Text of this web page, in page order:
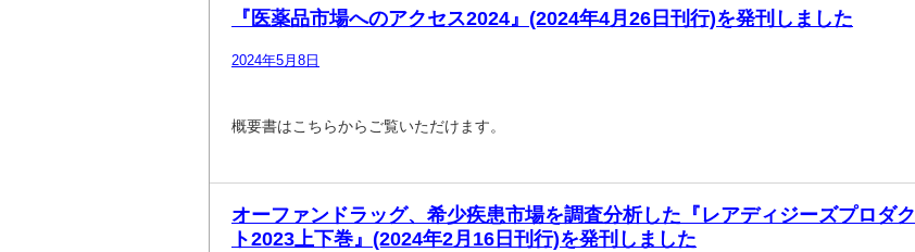
『医薬品市場へのアクセス2024』(2024年4月26日刊行)を発刊しました
2024年5月8日
概要書はこちらからご覧いただけます。
オーファンドラッグ、希少疾患市場を調査分析した『レアディジーズプロダク
ト2023上下巻』(2024年2月16日刊行)を発刊しました